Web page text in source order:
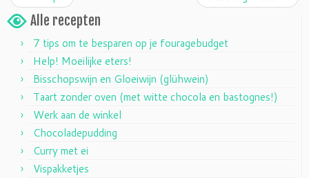
Alle recepten
7 tips om te besparen op je fouragebudget
Help! Moeilijke eters!
Bisschopswijn en Gloeiwijn (glühwein)
Taart zonder oven (met witte chocola en bastognes!)
Werk aan de winkel
Chocoladepudding
Curry met ei
Vispakketjes